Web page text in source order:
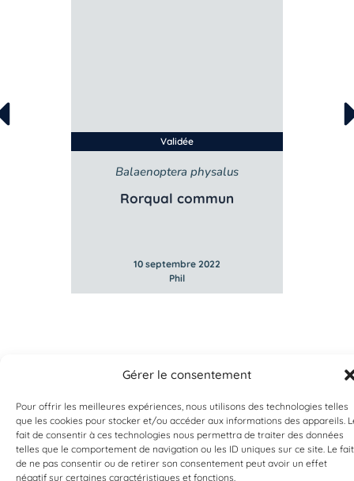
Gérer le consentement
Pour offrir les meilleures expériences, nous utilisons des technologies telles
que les cookies pour stocker et/ou accéder aux informations des appareils.
fait de consentir à ces technologies nous permettra de traiter des données
telles que le comportement de navigation ou les ID uniques sur ce site. Le fait
de ne pas consentir ou de retirer son consentement peut avoir un effet
négatif sur certaines caractéristiques et fonctions.
Validée
Balaenoptera physalus
Rorqual commun
10 septembre 2022
Phil
EST UN PROGRAMME DE